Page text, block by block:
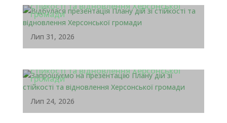
стійкості та відновлення Херсонської
громади
Лип 31, 2026
стійкості та відновлення Херсонської
громади
Лип 24, 2026